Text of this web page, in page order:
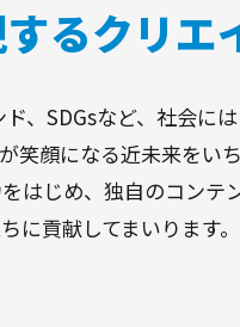
るクリエ
、SDGsなど、社会
笑顔になる近未来をい
はじめ、独自のコン
に貢献してまいります。